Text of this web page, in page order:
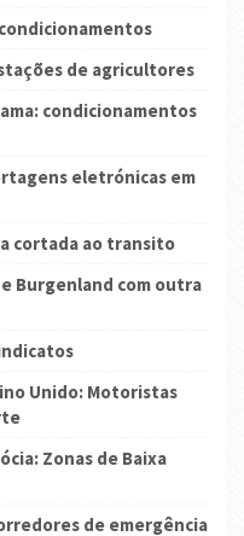
de agricultores
condicionamentos
eletrónicas em
cortada ao transito
Burgenland com outra
Unido: Motoristas
Zonas de Baixa
de emergência